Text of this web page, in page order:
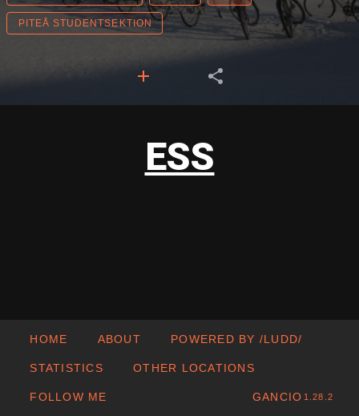
PITEÅ STUDENTSEKTION
ESS
HOME ABOUT POWERED BY /LUDD/
STATISTICS OTHER LOCATIONS
FOLLOW ME GANCIO 1.28.2